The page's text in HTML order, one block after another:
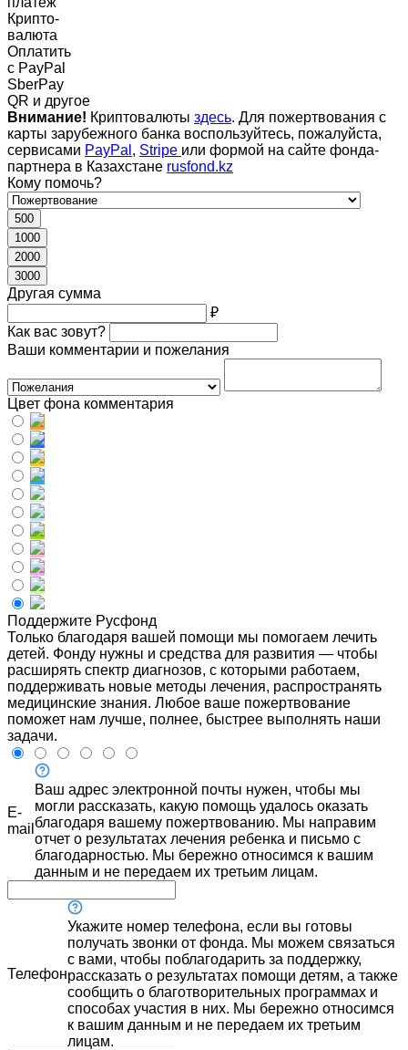
Крипто-
валюта
Оплатить
c PayPal
SberPay
QR и другое
Внимание! Криптовалюты здесь. Для пожертвования с
карты зарубежного банка воспользуйтесь, пожалуйста,
сервисами PayPal , Stripe или формой на сайте фонда-
партнера в Казахстане rusfond.kz
Кому помочь?
500
1000
2000
3000
Другая сумма
₽
Как вас зовут?
Ваши комментарии и пожелания
Цвет фона комментария
Поддержите Русфонд
Только благодаря вашей помощи мы помогаем лечить
детей. Фонду нужны и средства для развития — чтобы
расширять спектр диагнозов, с которыми работаем,
поддерживать новые методы лечения, распространять
медицинские знания. Любое ваше пожертвование
поможет нам лучше, полнее, быстрее выполнять наши
задачи.
E-
mail
Ваш адрес электронной почты нужен, чтобы мы
могли рассказать, какую помощь удалось оказать
благодаря вашему пожертвованию. Мы направим
отчет о результатах лечения ребенка и письмо с
благодарностью. Мы бережно относимся к вашим
данным и не передаем их третьим лицам.
Телефон
Укажите номер телефона, если вы готовы
получать звонки от фонда. Мы можем связаться
с вами, чтобы поблагодарить за поддержку,
рассказать о результатах помощи детям, а также
сообщить о благотворительных программах и
способах участия в них. Мы бережно относимся
к вашим данным и не передаем их третьим
лицам.